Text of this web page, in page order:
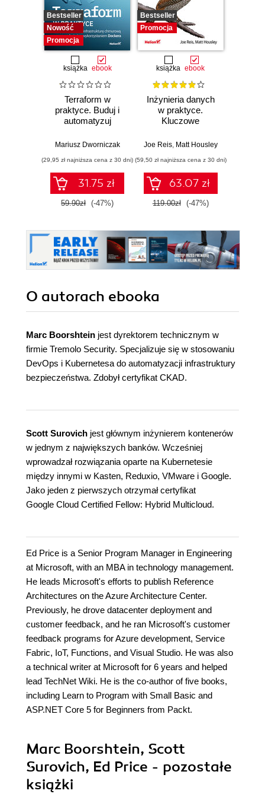
Bestseller
Nowość
Promocja
książka ebook
Terraform w
praktyce. Buduj i
automatyzuj
chmurową oraz
wykorzystaniem
Dockera
Mariusz Dworniczak
(29,95 zł najniższa cena z 30 dni)
31.75 zł
59.90zł (-47%)
Bestseller
Promocja
książka ebook
Inżynieria danych
w praktyce.
Kluczowe
najlepsze
Joe Reis, Matt Housley
(59,50 zł najniższa cena z 30 dni)
63.07 zł
119.00zł (-47%)
O autorach ebooka
Marc Boorshtein jest dyrektorem technicznym w
firmie Tremolo Security. Specjalizuje się w stosowaniu
DevOps i Kubernetesa do automatyzacji infrastruktury
bezpieczeństwa. Zdobył certyfikat CKAD.
Scott Surovich jest głównym inżynierem kontenerów
w jednym z największych banków. Wcześniej
wprowadzał rozwiązania oparte na Kubernetesie
między innymi w Kasten, Reduxio, VMware i Google.
Jako jeden z pierwszych otrzymał certyfikat
Google Cloud Certified Fellow: Hybrid Multicloud.
Ed Price is a Senior Program Manager in Engineering
at Microsoft, with an MBA in technology management.
He leads Microsoft's efforts to publish Reference
Architectures on the Azure Architecture Center.
Previously, he drove datacenter deployment and
customer feedback, and he ran Microsoft's customer
feedback programs for Azure development, Service
Fabric, IoT, Functions, and Visual Studio. He was also
a technical writer at Microsoft for 6 years and helped
lead TechNet Wiki. He is the co-author of five books,
including Learn to Program with Small Basic and
ASP.NET Core 5 for Beginners from Packt.
Marc Boorshtein, Scott
Surovich, Ed Price - pozostałe
książki